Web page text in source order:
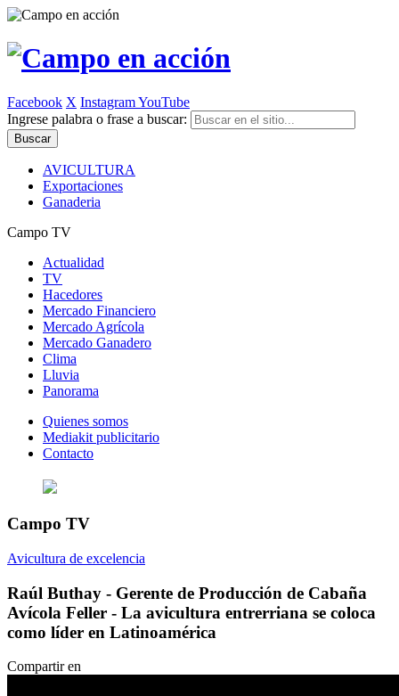
Facebook X InstagramYouTube
Ingrese palabra o frase a buscar:
AVICULTURA
Exportaciones
Ganaderia
Campo TV
Actualidad
TV
Hacedores
Mercado Financiero
Mercado Agrícola
Mercado Ganadero
Clima
Lluvia
Panorama
Quienes somos
Mediakit publicitario
Contacto
Campo TV
Avicultura de excelencia
Raúl Buthay - Gerente de Producción de Cabaña
Avícola Feller - La avicultura entrerriana se coloca
como líder en Latinoamérica
Compartir en